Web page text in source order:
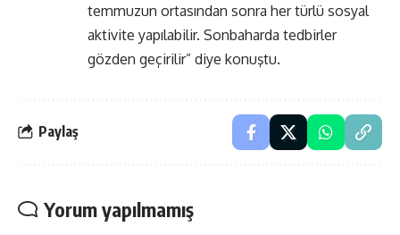
temmuzun ortasından sonra her türlü sosyal
aktivite yapılabilir. Sonbaharda tedbirler
gözden geçirilir” diye konuştu.
Paylaş
Yorum yapılmamış